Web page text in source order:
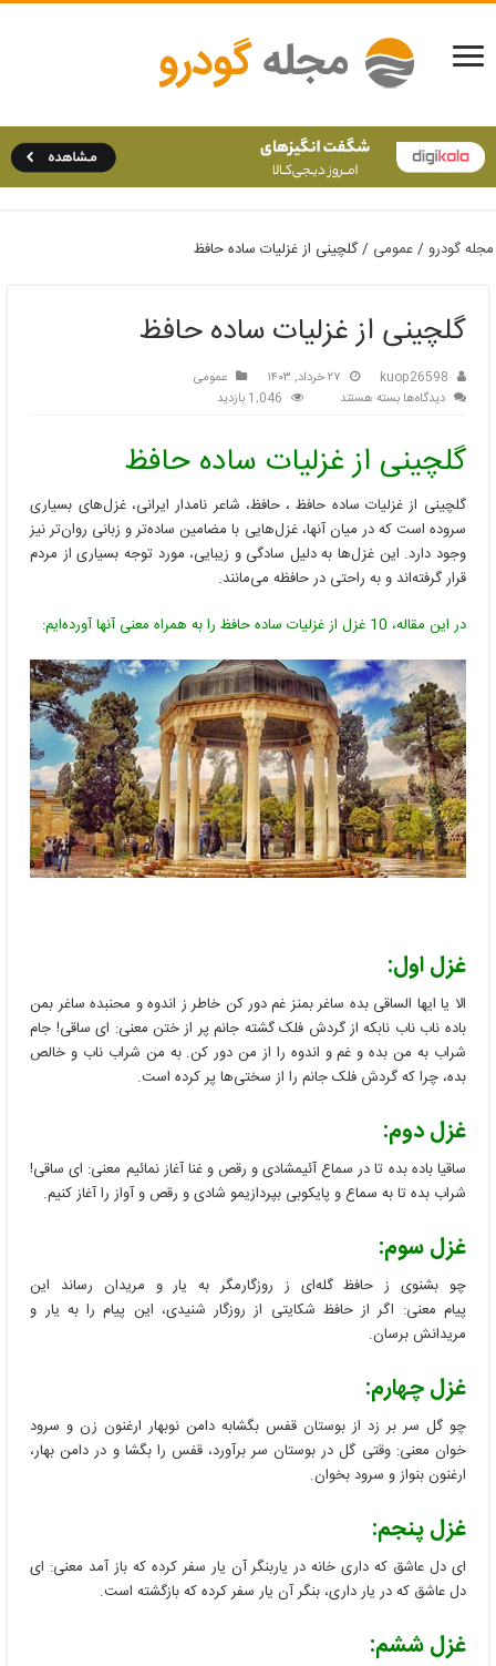
مجله گودرو /عمومی /گلچینی از غزلیات ساده حافظ
گلچینی از غزلیات ساده حافظ
kuop26598 ۲۷ خرداد, ۱۴۰۳
عمومی
دیدگاه‌هابرای
غزلیات
ساده
حافظ
بسته هستند 1,046 بازدید
گلچینی از غزلیات ساده حافظ
گلچینی از غزلیات ساده حافظ ، حافظ، شاعر نامدار ایرانی، غزل‌های بسیاری
سروده است که در میان آنها، غزل‌هایی با مضامین ساده‌تر و زبانی روان‌تر نیز
وجود دارد. این غزل‌ها به دلیل سادگی و زیبایی، مورد توجه بسیاری از مردم
قرار گرفته‌اند و به راحتی در حافظه می‌مانند.
در این مقاله، 10 غزل از غزلیات ساده حافظ را به همراه معنی آنها آورده‌ایم:
غزل اول:
الا یا ایها الساقی بده ساغر بمنز غم دور کن خاطر ز اندوه و محنبده ساغر بمن
باده ناب ناب نابکه از گردش فلک گشته جانم پر از ختن معنی: ای ساقی! جام
شراب به من بده و غم و اندوه را از من دور کن. به من شراب ناب و خالص
بده، چرا که گردش فلک جانم را از سختی‌ها پر کرده است.
غزل دوم:
ساقیا باده بده تا در سماع آئیمشادی و رقص و غنا آغاز نمائیم معنی: ای ساقی!
شراب بده تا به سماع و پایکوبی بپردازیمو شادی و رقص و آواز را آغاز کنیم.
غزل سوم:
چو بشنوی ز حافظ گله‌ای ز روزگارمگر به یار و مریدان رساند این
پیام معنی: اگر از حافظ شکایتی از روزگار شنیدی، این پیام را به یار و
مریدانش برسان.
غزل چهارم:
چو گل سر بر زد از بوستان قفس بگشابه دامن نوبهار ارغنون زن و سرود
خوان معنی: وقتی گل در بوستان سر برآورد، قفس را بگشا و در دامن بهار،
ارغنون بنواز و سرود بخوان.
غزل پنجم:
ای دل عاشق که داری خانه در یاربنگر آن یار سفر کرده که باز آمد معنی: ای
دل عاشق که در یار داری، بنگر آن یار سفر کرده که بازگشته است.
غزل ششم: